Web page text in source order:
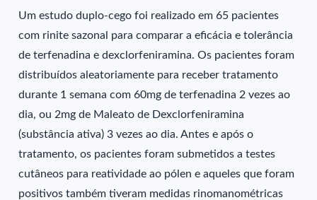
Um estudo duplo-cego foi realizado em 65 pacientes
com rinite sazonal para comparar a eficácia e tolerância
de terfenadina e dexclorfeniramina. Os pacientes foram
distribuídos aleatoriamente para receber tratamento
durante 1 semana com 60mg de terfenadina 2 vezes ao
dia, ou 2mg de Maleato de Dexclorfeniramina
(substância ativa) 3 vezes ao dia. Antes e após o
tratamento, os pacientes foram submetidos a testes
cutâneos para reatividade ao pólen e aqueles que foram
positivos também tiveram medidas rinomanométricas